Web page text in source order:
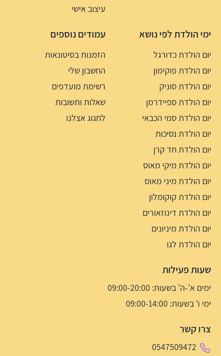
עיצוב אישי
ימי הולדת לפי נושא
יום הולדת כדורגל
יום הולדת פוקימון
יום הולדת סוניק
יום הולדת ספיידרמן
יום הולדת סמי הכבאי
יום הולדת נסיכות
יום הולדת חד קרן
יום הולדת מיקי מאוס
יום הולדת מיני מאוס
יום הולדת קוקומלון
יום הולדת דינוזאורים
יום הולדת מיניונים
יום הולדת לגו
עמודים נוספים
הזמנות בסיטונאות
החשבון שלי
רשימת מועדפים
שאלות ותשובות
לחגוג אצלנו
שעות פעילות
ימים א’-ה’ בשעות: 09:00-20:00
ימי ו’ בשעות: 09:00-14:00
צרו קשר
0547509472